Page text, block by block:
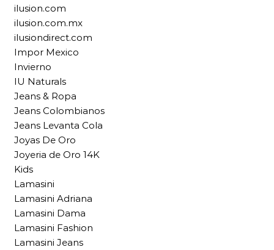
ilusion.com
ilusion.com.mx
ilusiondirect.com
Impor Mexico
Invierno
IU Naturals
Jeans & Ropa
Jeans Colombianos
Jeans Levanta Cola
Joyas De Oro
Joyeria de Oro 14K
Kids
Lamasini
Lamasini Adriana
Lamasini Dama
Lamasini Fashion
Lamasini Jeans